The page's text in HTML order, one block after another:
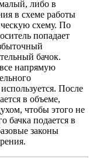
либо в
в схеме работы
схему. По
попадает
бачок.
напрямую
После
в объеме,
чтобы этого не
бачка подается в
законы